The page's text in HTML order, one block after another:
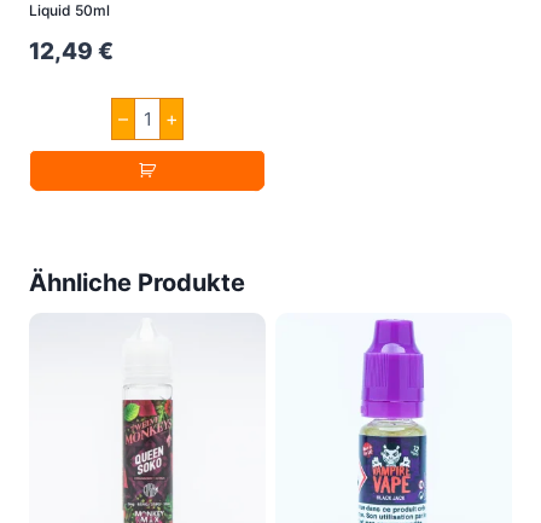
Liquid 50ml
12,49 €
–
Twelve
Monkeys
Origins
Shoku
E
+
Ähnliche Produkte